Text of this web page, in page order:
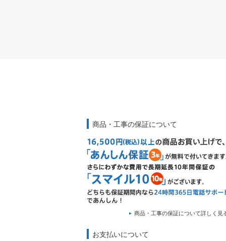
商品・工事の保証について
商品・工事の保証について詳しく見
お支払いについて